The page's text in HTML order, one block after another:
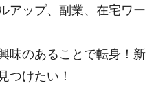
アップ、副業、在宅ワー
味のあることで転身！新
つけたい！